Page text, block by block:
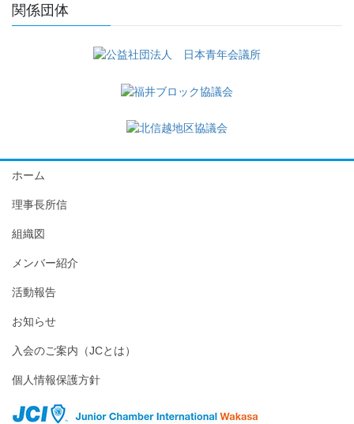
関係団体
ホーム
理事長所信
組織図
メンバー紹介
活動報告
お知らせ
入会のご案内（JCとは）
個人情報保護方針